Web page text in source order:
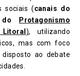
sociais (canais do
do
Protagonismo
), utilizando
mas com foco
ao debate